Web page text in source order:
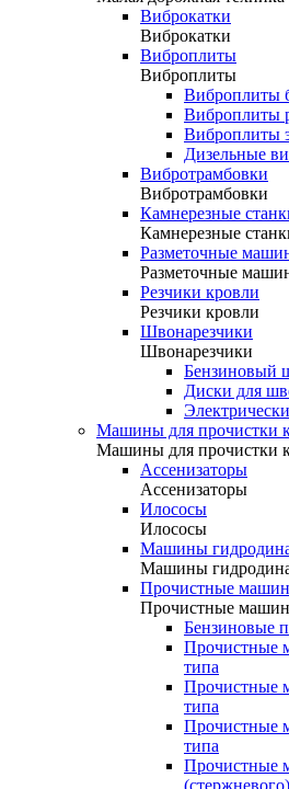
Виброкатки
Виброкатки
Виброплиты
Виброплиты
Виброплиты
Виброплиты
Виброплиты
Дизельные
Вибротрамбовки
Вибротрамбовки
Камнерезные
Камнерезные
Разметочные
Разметочные
Резчики кровли
Резчики кровли
Швонарезчики
Швонарезчики
Бензиновый
Диски для
Машины для прочистки
Машины для прочистки
Ассенизаторы
Ассенизаторы
Илососы
Илососы
Машины
Машины
Прочистные
Прочистные
Бензиновые
Прочистные
типа
Прочистные
типа
Прочистные
типа
Прочистные